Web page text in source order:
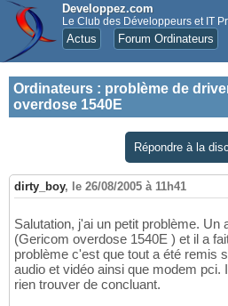
Developpez.com
Le Club des Développeurs et IT
Actus Forum Ordinateurs
Ordinateurs : problème de
overdose 1540E
Répondre à la
dirty_boy, le 26/08/2005 à 11h41
Salutation, j'ai un petit problème. Un
(Gericom overdose 1540E ) et il a
problème c'est que tout a été remis
audio et vidéo ainsi que modem pci.
rien trouver de concluant.